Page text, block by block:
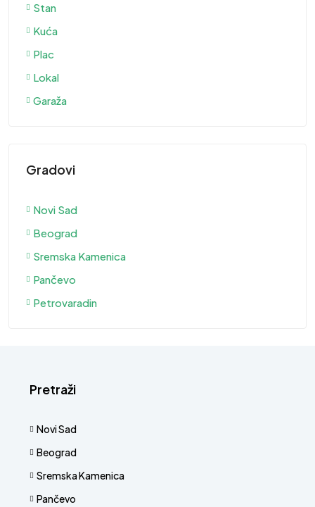
Stan
Kuća
Plac
Lokal
Garaža
Gradovi
Novi Sad
Beograd
Sremska Kamenica
Pančevo
Petrovaradin
Pretraži
Novi Sad
Beograd
Sremska Kamenica
Pančevo